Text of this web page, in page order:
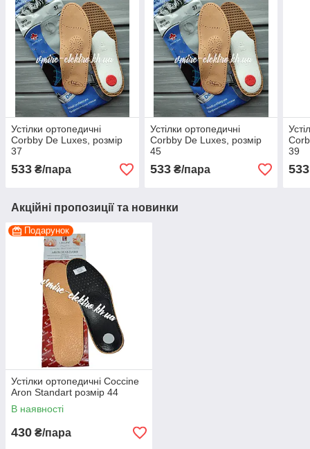
Устілки ортопедичні
Corbby De Luxes, розмір
37
533 ₴/пара
Устілки ортопедичні
Corbby De Luxes, розмір
45
533₴/пара
39
533
Акційні пропозиції та новинки
Подарунок
Устілки ортопедичні Coccine
Aron Standart розмір 44
В наявності
430 ₴/пара